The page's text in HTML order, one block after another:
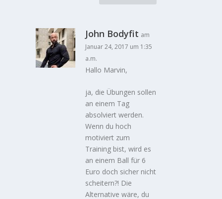
John Bodyfit am
Januar 24, 2017 um 1:35
a.m.
Hallo Marvin,
ja, die Übungen sollen
an einem Tag
absolviert werden.
Wenn du hoch
motiviert zum
Training bist, wird es
an einem Ball für 6
Euro doch sicher nicht
scheitern?! Die
Alternative wäre, du